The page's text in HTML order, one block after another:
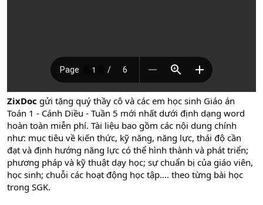
ZixDoc gửi tặng quý thầy cô và các em học sinh Giáo án
Toán 1 - Cánh Diều - Tuần 5 mới nhất dưới định dạng word
hoàn toàn miễn phí. Tài liệu bao gồm các nội dung chính
như: mục tiêu về kiến thức, kỹ năng, năng lực, thái độ cần
đạt và định hướng năng lực có thể hình thành và phát triển;
phương pháp và kỹ thuật dạy học; sự chuẩn bị của giáo viên,
học sinh; chuỗi các hoạt động học tập.... theo từng bài học
trong SGK.